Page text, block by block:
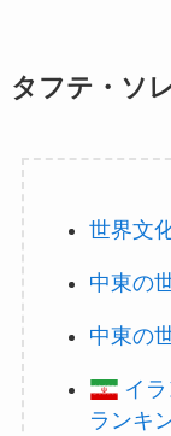
タフテ・ソ
世界文
中東の
中東の
イラ
ランキ